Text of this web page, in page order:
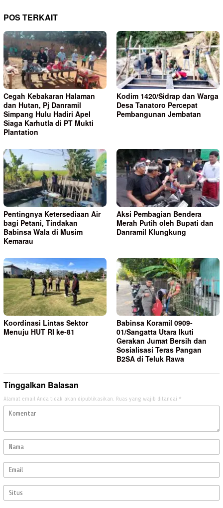
POS TERKAIT
Cegah Kebakaran Halaman
dan Hutan, Pj Danramil
Simpang Hulu Hadiri Apel
Siaga Karhutla di PT Mukti
Plantation
Kodim 1420/Sidrap dan Warga
Desa Tanatoro Percepat
Pembangunan Jembatan
Pentingnya Ketersediaan Air
bagi Petani, Tindakan
Babinsa Wala di Musim
Kemarau
Aksi Pembagian Bendera
Merah Putih oleh Bupati dan
Danramil Klungkung
Koordinasi Lintas Sektor
Menuju HUT RI ke-81
Babinsa Koramil 0909-
01/Sangatta Utara Ikuti
Gerakan Jumat Bersih dan
Sosialisasi Teras Pangan
B2SA di Teluk Rawa
Tinggalkan Balasan
Alamat email Anda tidak akan dipublikasikan. Ruas yang wajib ditandai *